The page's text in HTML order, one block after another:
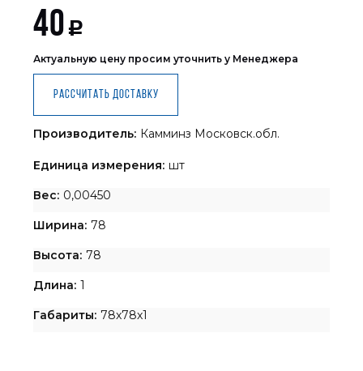
40 Р
Актуальную цену просим уточнить у Менеджера
Рассчитать доставку
Производитель: Камминз Московск.обл.
Единица измерения: шт
Вес: 0,00450
Ширина: 78
Высота: 78
Длина: 1
Габариты: 78x78x1